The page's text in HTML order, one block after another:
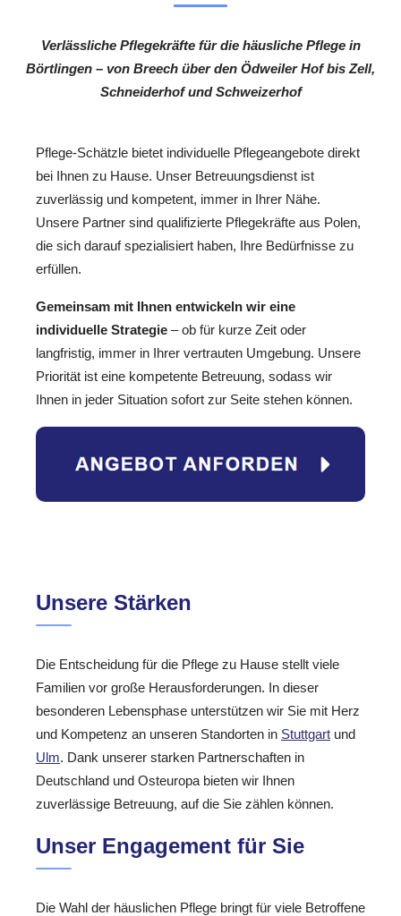
Verlässliche Pflegekräfte für die häusliche Pflege in
Börtlingen – von Breech über den Ödweiler Hof bis Zell,
Schneiderhof und Schweizerhof
Pflege-Schätzle bietet individuelle Pflegeangebote direkt
bei Ihnen zu Hause. Unser Betreuungsdienst ist
zuverlässig und kompetent, immer in Ihrer Nähe.
Unsere Partner sind qualifizierte Pflegekräfte aus Polen,
die sich darauf spezialisiert haben, Ihre Bedürfnisse zu
erfüllen.
Gemeinsam mit Ihnen entwickeln wir eine
individuelle Strategie – ob für kurze Zeit oder
langfristig, immer in Ihrer vertrauten Umgebung. Unsere
Priorität ist eine kompetente Betreuung, sodass wir
Ihnen in jeder Situation sofort zur Seite stehen können.
Unsere Stärken
Die Entscheidung für die Pflege zu Hause stellt viele
Familien vor große Herausforderungen. In dieser
besonderen Lebensphase unterstützen wir Sie mit Herz
und Kompetenz an unseren Standorten in Stuttgart und
Ulm. Dank unserer starken Partnerschaften in
Deutschland und Osteuropa bieten wir Ihnen
zuverlässige Betreuung, auf die Sie zählen können.
Unser Engagement für Sie
Die Wahl der häuslichen Pflege bringt für viele Betroffene